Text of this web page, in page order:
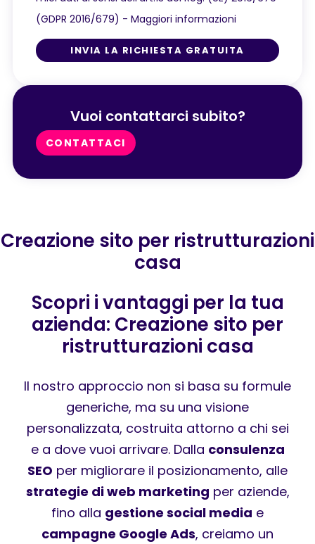
(GDPR 2016/679) - Maggiori informazioni
INVIA LA RICHIESTA GRATUITA
Vuoi contattarci subito?
CONTATTACI
Creazione sito per ristrutturazioni
casa
Scopri i vantaggi per la tua
azienda: Creazione sito per
ristrutturazioni casa
Il nostro approccio non si basa su formule
generiche, ma su una visione
personalizzata, costruita attorno a chi sei
e a dove vuoi arrivare. Dalla consulenza
SEO per migliorare il posizionamento, alle
strategie di web marketing per aziende,
fino alla gestione social media e
campagne Google Ads, creiamo un